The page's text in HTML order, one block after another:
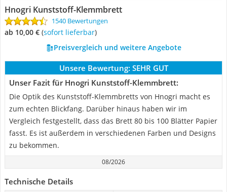
Hnogri Kunststoff-Klemmbrett
1540 Bewertungen
ab 10,00 € ( Sofort lieferbar)
Preisvergleich und weitere Angebote
Unsere Bewertung: SEHR GUT
Unser Fazit für Hnogri Kunststoff-Klemmbrett:
Die Optik des Kunststoff-Klemmbretts von Hnogri macht es
zum echten Blickfang. Darüber hinaus haben wir im
Vergleich festgestellt, dass das Brett 80 bis 100 Blätter Papier
fasst. Es ist außerdem in verschiedenen Farben und Designs
zu bekommen.
08/2026
Technische Details